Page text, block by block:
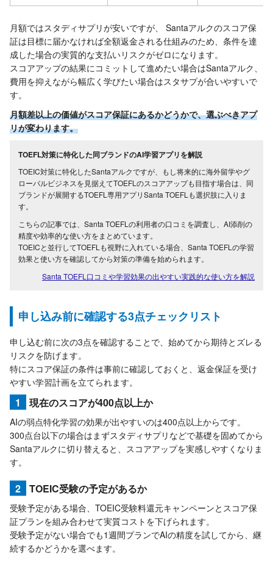
月額ではスタディサプリが安いですが、 Santaアルクのスコア保
証は目標に届かなければ全額返金される仕組みのため、条件を達
成した場合の実質的な支払いリスクがゼロになります。
スコアアップの結果にコミットして進めたい場合はSantaアルク、
費用を抑えながら幅広く学びたい場合はスタサプが合いやすいで
す。
月額差以上の価値がスコア保証にあるかどうかで、選ぶべきアプ
リが変わります。
TOEFL対策に特化した同ブランドのAI学習アプリを解説
TOEIC対策に特化したSantaアルクですが、もし将来的に海外留学やグ
ローバルビジネスを見据えてTOEFLのスコアアップも目指す場合は、同
ブランドが展開するTOEFL専用アプリSanta TOEFLも選択肢に入りま
す。
こちらの記事では、Santa TOEFLの利用者の口コミを調査し、AI添削の
精度や効率的な使い方をまとめています。
TOEICと並行してTOEFLも視野に入れている場合、Santa TOEFLの学習
効果と使い方を確認してから対策の準備を始められます。
Santa TOEFL口コミや学習効果の出やすい実践的な使い方を解説
申し込み前に確認する3点チェックリスト
申し込む前に次の3点を確認することで、始めてから期待とズレる
リスクを防げます。
特にスコア保証の条件は事前に確認しておくと、返金保証を受け
やすい学習計画を立てられます。
1 現在のスコアが400点以上か
AIの弱点特化学習の効果が出やすいのは400点以上からです。
300点台以下の場合はまずスタディサプリなどで基礎を固めてから
Santaアルクに切り替えると、スコアアップを実感しやすくなりま
す。
2 TOEIC受験の予定があるか
受験予定がある場合、TOEIC受験料還元キャンペーンとスコア保
証プランを組み合わせて実質コストを下げられます。
受験予定がない場合でも1週間プランでAIの精度を試してから、継
続するかどうかを選べます。